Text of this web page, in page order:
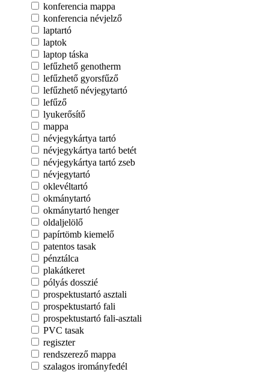
konferencia mappa
konferencia névjelző
laptartó
laptok
laptop táska
lefűzhető genotherm
lefűzhető gyorsfűző
lefűzhető névjegytartó
lefűző
lyukerősítő
mappa
névjegykártya tartó
névjegykártya tartó betét
névjegykártya tartó zseb
névjegytartó
oklevéltartó
okmánytartó
okmánytartó henger
oldaljelölő
papírtömb kiemelő
patentos tasak
pénztálca
plakátkeret
pólyás dosszié
prospektustartó asztali
prospektustartó fali
prospektustartó fali-asztali
PVC tasak
regiszter
rendszerező mappa
szalagos irományfedél